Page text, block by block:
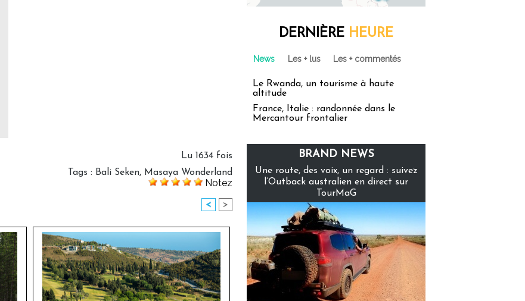
Lu 1634 fois
Tags : Bali Seken, Masaya Wonderland
Notez
< >
DERNIÈRE HEURE
News Les + lus Les + commentés
Le Rwanda, un tourisme à haute
altitude
France, Italie : randonnée dans le
Mercantour frontalier
BRAND NEWS
Une route, des voix, un regard : suivez
l’Outback australien en direct sur
TourMaG